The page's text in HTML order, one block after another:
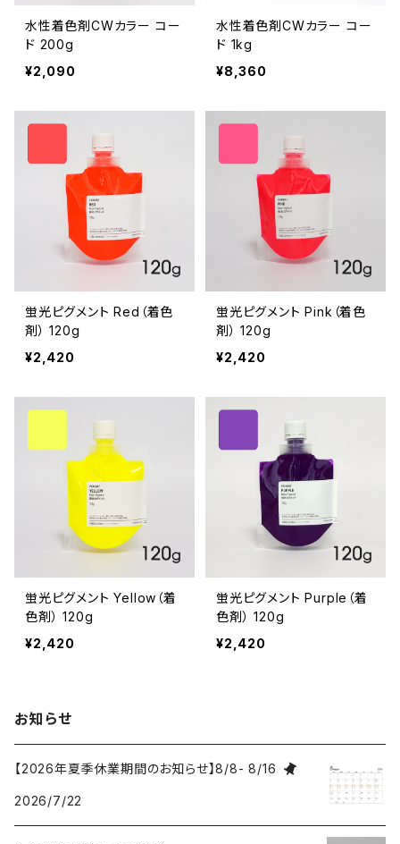
水性着色剤CWカラー コー
ド 200g
¥2,090
水性着色剤CWカラー コー
ド 1kg
¥8,360
蛍光ピグメント Red（着色
剤） 120g
¥2,420
蛍光ピグメント Pink（着色
剤） 120g
¥2,420
蛍光ピグメント Yellow（着
色剤） 120g
¥2,420
蛍光ピグメント Purple（着
色剤） 120g
¥2,420
お知らせ
【2026年夏季休業期間のお知らせ】8/8- 8/16
2026/7/22